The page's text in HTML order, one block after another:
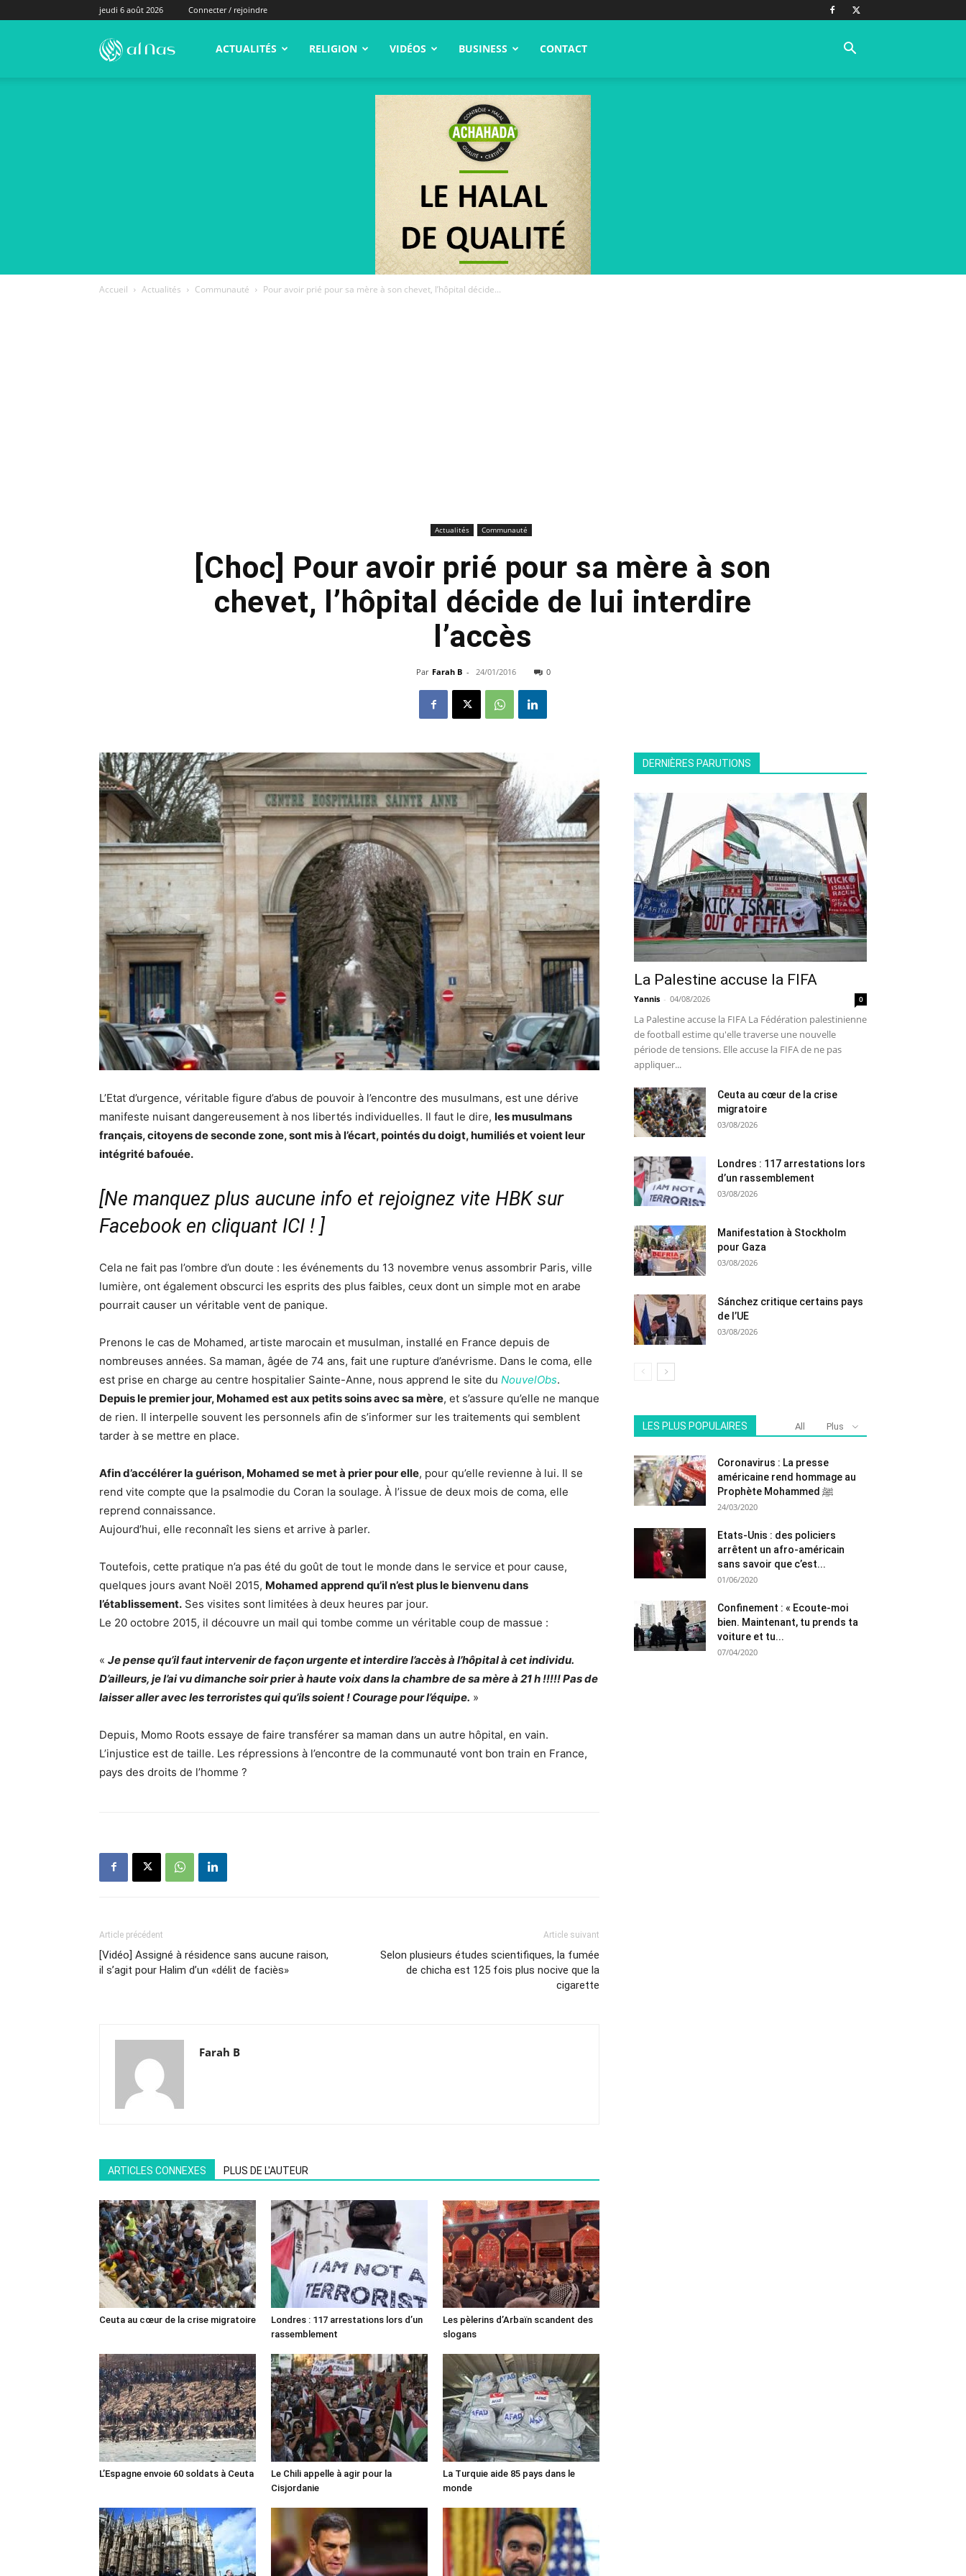
jeudi 6 août 2026 Connecter / rejoindre
alNas.fr ACTUALITÉS RELIGION VIDÉOS BUSINESS CONTACT
Accueil Actualités Communauté Pour avoir prié pour sa mère à son chevet, l’hôpital décide...
Actualités Communauté
[Choc] Pour avoir prié pour sa mère à son
chevet, l’hôpital décide de lui interdire
l’accès
Par Farah B - 24/01/2016 0
L’Etat d’urgence, véritable figure d’abus de pouvoir à l’encontre des musulmans, est une dérive
manifeste nuisant dangereusement à nos libertés individuelles. Il faut le dire, les musulmans
français, citoyens de seconde zone, sont mis à l’écart, pointés du doigt, humiliés et voient leur
intégrité bafouée.
[Ne manquez plus aucune info et rejoignez vite HBK sur
Facebook en cliquant ICI ! ]
Cela ne fait pas l’ombre d’un doute : les événements du 13 novembre venus assombrir Paris, ville
lumière, ont également obscurci les esprits des plus faibles, ceux dont un simple mot en arabe
pourrait causer un véritable vent de panique.
Prenons le cas de Mohamed, artiste marocain et musulman, installé en France depuis de
nombreuses années. Sa maman, âgée de 74 ans, fait une rupture d’anévrisme. Dans le coma, elle
est prise en charge au centre hospitalier Sainte-Anne, nous apprend le site du NouvelObs.
Depuis le premier jour, Mohamed est aux petits soins avec sa mère, et s’assure qu’elle ne manque
de rien. Il interpelle souvent les personnels afin de s’informer sur les traitements qui semblent
tarder à se mettre en place.
Afin d’accélérer la guérison, Mohamed se met à prier pour elle, pour qu’elle revienne à lui. Il se
rend vite compte que la psalmodie du Coran la soulage. À l’issue de deux mois de coma, elle
reprend connaissance.
Aujourd’hui, elle reconnaît les siens et arrive à parler.
Toutefois, cette pratique n’a pas été du goût de tout le monde dans le service et pour cause,
quelques jours avant Noël 2015, Mohamed apprend qu’il n’est plus le bienvenu dans
l’établissement. Ses visites sont limitées à deux heures par jour.
Le 20 octobre 2015, il découvre un mail qui tombe comme un véritable coup de massue :
« Je pense qu’il faut intervenir de façon urgente et interdire l’accès à l’hôpital à cet individu.
D’ailleurs, je l’ai vu dimanche soir prier à haute voix dans la chambre de sa mère à 21 h !!!!! Pas de
laisser aller avec les terroristes qui qu’ils soient ! Courage pour l’équipe. »
Depuis, Momo Roots essaye de faire transférer sa maman dans un autre hôpital, en vain.
L’injustice est de taille. Les répressions à l’encontre de la communauté vont bon train en France,
pays des droits de l’homme ?
Article précédent
[Vidéo] Assigné à résidence sans aucune raison,
il s’agit pour Halim d’un «délit de faciès»
Article suivant
Selon plusieurs études scientifiques, la fumée
de chicha est 125 fois plus nocive que la
cigarette
Farah B
ARTICLES CONNEXES PLUS DE L'AUTEUR
Ceuta au cœur de la crise migratoire
Londres : 117 arrestations lors d’un
rassemblement
Les pèlerins d’Arbaïn scandent des
slogans
L’Espagne envoie 60 soldats à Ceuta
Le Chili appelle à agir pour la
Cisjordanie
La Turquie aide 85 pays dans le
monde
DERNIÈRES PARUTIONS
La Palestine accuse la FIFA
Yannis - 04/08/2026 0
La Palestine accuse la FIFA La Fédération palestinienne
de football estime qu'elle traverse une nouvelle
période de tensions. Elle accuse la FIFA de ne pas
appliquer...
Ceuta au cœur de la crise
migratoire
03/08/2026
Londres : 117 arrestations lors
d’un rassemblement
03/08/2026
Manifestation à Stockholm
pour Gaza
03/08/2026
Sánchez critique certains pays
de l’UE
03/08/2026
LES PLUS POPULAIRES All Plus
Coronavirus : La presse
américaine rend hommage au
Prophète Mohammed ﷺ
24/03/2020
Etats-Unis : des policiers
arrêtent un afro-américain
sans savoir que c’est...
01/06/2020
Confinement : « Ecoute-moi
bien. Maintenant, tu prends ta
voiture et tu...
07/04/2020